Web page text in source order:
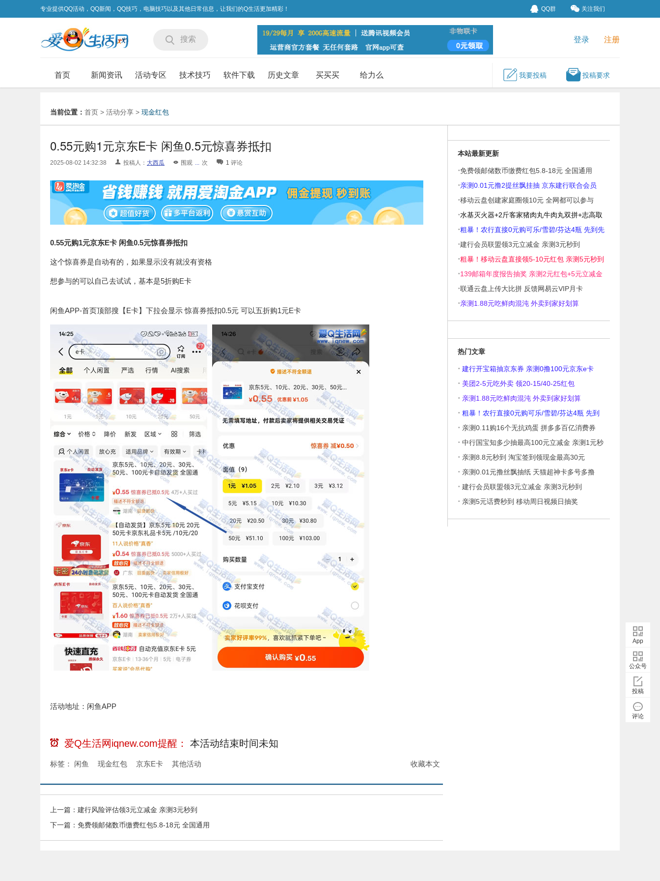
专业提供QQ活动，QQ新闻，QQ技巧，电脑技巧以及其他日常信息，让我们的Q生活更加精彩！ QQ群 关注我们
搜索 登录 注册
首页 新闻资讯 活动专区 技术技巧 软件下载 历史文章 买买买 给力么 我要投稿 投稿要求
当前位置： 首页 > 活动分享 > 现金红包
0.55元购1元京东E卡 闲鱼0.5元惊喜券抵扣
2025-08-02 14:32:38 投稿人： 大西瓜 围观 ... 次 1 评论
0.55元购1元京东E卡 闲鱼0.5元惊喜券抵扣
这个惊喜券是自动有的，如果显示没有就没有资格
想参与的可以自己去试试，基本是5折购E卡
闲鱼APP-首页顶部搜【E卡】下拉会显示 惊喜券抵扣0.5元 可以五折购1元E卡
活动地址：闲鱼APP
爱Q生活网iqnew.com提醒： 本活动结束时间未知
收藏本文
标签： 闲鱼 现金红包 京东E卡 其他活动
上一篇： 建行风险评估领3元立减金 亲测3元秒到
下一篇： 免费领邮储数币缴费红包5.8-18元 全国通用
本站最新更新
·免费领邮储数币缴费红包5.8-18元 全国通用
·亲测0.01元撸2提丝飘挂抽 京东建行联合会员
·移动云盘创建家庭圈领10元 全网都可以参与
·水基灭火器+2斤客家猪肉丸牛肉丸双拼+志高取
暖器
·粗暴！农行直接0元购可乐/雪碧/芬达4瓶 先到先
得
·建行会员联盟领3元立减金 亲测3元秒到
·粗暴！移动云盘直接领5-10元红包 亲测5元秒到
·139邮箱年度报告抽奖 亲测2元红包+5元立减金
·联通云盘上传大比拼 反馈网易云VIP月卡
·亲测1.88元吃鲜肉混沌 外卖到家好划算
热门文章
· 建行开宝箱抽京东券 亲测0撸100元京东e卡
· 美团2-5元吃外卖 领20-15/40-25红包
· 亲测1.88元吃鲜肉混沌 外卖到家好划算
· 粗暴！农行直接0元购可乐/雪碧/芬达4瓶 先到
· 亲测0.11购16个无抗鸡蛋 拼多多百亿消费券
· 中行国宝知多少抽最高100元立减金 亲测1元秒
· 亲测8.8元秒到 淘宝签到领现金最高30元
· 亲测0.01元撸丝飘抽纸 天猫超神卡多号多撸
· 建行会员联盟领3元立减金 亲测3元秒到
· 亲测5元话费秒到 移动周日视频日抽奖
App
公众号
投稿
评论